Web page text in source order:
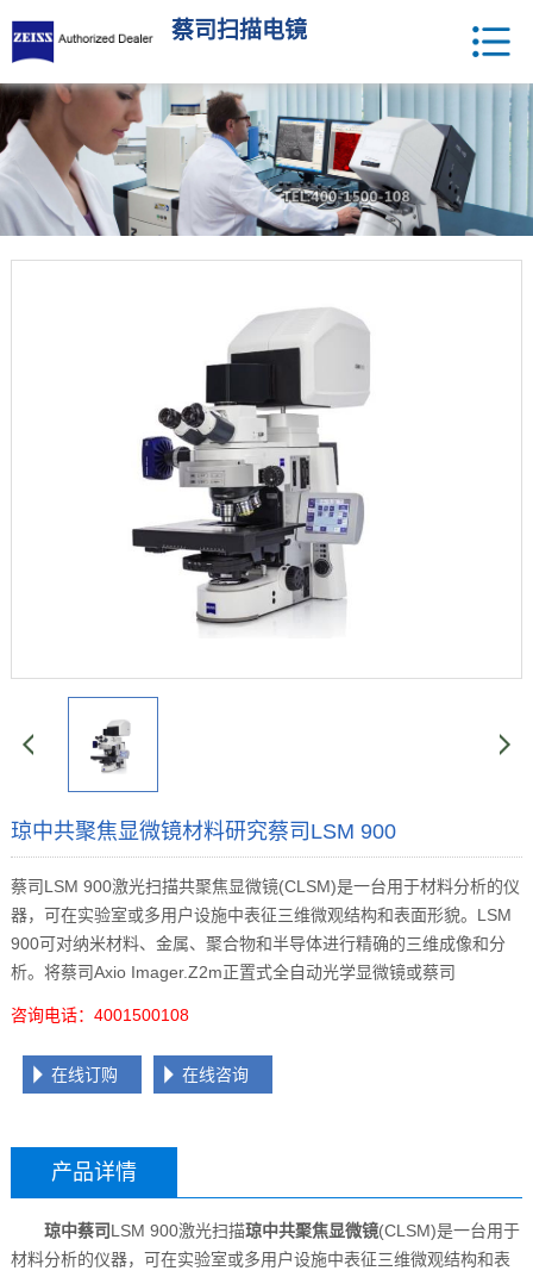
蔡司扫描电镜
琼中共聚焦显微镜材料研究蔡司LSM 900
蔡司LSM 900激光扫描共聚焦显微镜(CLSM)是一台用于材料分析的仪
器，可在实验室或多用户设施中表征三维微观结构和表面形貌。LSM
900可对纳米材料、金属、聚合物和半导体进行精确的三维成像和分
析。将蔡司Axio Imager.Z2m正置式全自动光学显微镜或蔡司
咨询电话：4001500108
在线订购 在线咨询
产品详情
琼中蔡司LSM 900激光扫描琼中共聚焦显微镜(CLSM)是一台用于
材料分析的仪器，可在实验室或多用户设施中表征三维微观结构和表